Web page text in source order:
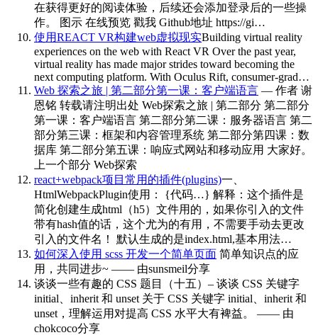
在获得更好的阅读体验，后续还会添加登录后的一些操
作。 图示 在线预览 戳我 Github地址 https://gi…
使用REACT VR构建web虚拟现实Building virtual reality
experiences on the web with React VR Over the past year,
virtual reality has made major strides toward becoming the
next computing platform. With Oculus Rift, consumer-grad…
Web 探索之旅 | 第二部分第一课：客户端语言 — 作者 谢
恩铭 转载请注明出处 Web探索之旅 | 第二部分 第二部分
第一课：客户端语言 第二部分第二课：服务器语言 第二
部分第三课：框架和内容管理系统 第二部分第四课：数
据库 第二部分第五课：响应式网站和移动应用 大家好。
上一个部分 Web探索
react+webpack项目常用的插件(plugins)一、
HtmlWebpackPlugin使用： {代码…} 解释：这个插件是
简化创建生成html（h5）文件用的，如果你引入的文件
带有hash值的话，这个尤为的有用，不需要手动去更改
引入的文件名！ 默认生成的是index.html,基本用法…
如何深入使用 scss 开发一个简单页面 简单知识点的应
用，共同进步~ —— 由sunsmeil分享
谈谈一些有趣的 CSS 题目（十五）– 谈谈 CSS 关键字
initial、inherit 和 unset 关于 CSS 关键字 initial、inherit 和
unset，理解运用对提高 CSS 水平大有裨益。 —— 由
chokcoco分享